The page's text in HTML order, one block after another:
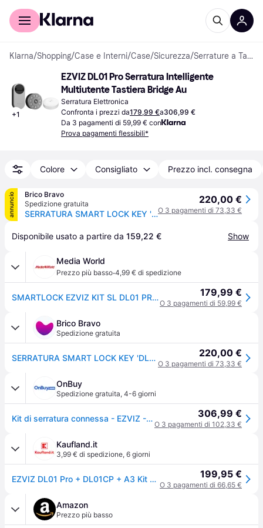
Per il tuo shopping
Klarna/Shopping/Case e Interni/Case/Sicurezza/ Serrature a Tastiera
+1
EZVIZ DL01 Pro Serratura Intelligente
Multiutente Tastiera Bridge Au
Serratura Elettronica
Confronta i prezzi da179,99 €a306,99 €
Da 3 pagamenti di 59,99 € con
Prova pagamenti flessibili*
Colore Consigliato Prezzo incl. consegna
annuncio
Brico Bravo
Spedizione gratuita
SERRATURA SMART LOCK KEY 'DL01 PRO KIT' DL01 PRO KIT
220,00 €
O 3 pagamenti di 73,33 €
Disponibile usato a partire da 159,22 € Show
Media World
Prezzo più basso·4,99 € di spedizione
SMARTLOCK EZVIZ KIT SL DL01 PRO + TASTIERINO A3 179,99 €
O 3 pagamenti di 59,99 €
Brico Bravo
Spedizione gratuita
SERRATURA SMART LOCK KEY 'DL01 PRO KIT' DL01 PRO KIT 220,00 €
O 3 pagamenti di 73,33 €
OnBuy
Spedizione gratuita, 4-6 giorni
Kit di serratura connessa - EZVIZ - DL01Pro - Bluetooth - Sblocco remoto - Serratura intelligente / tastiera / gateway 306,99 €
O 3 pagamenti di 102,33 €
Kaufland.it
3,99 € di spedizione, 6 giorni
EZVIZ DL01 Pro + DL01CP + A3 Kit kit di sicurezza domestica intelligente ZigBee 199,95 €
O 3 pagamenti di 66,65 €
Amazon
Prezzo più basso